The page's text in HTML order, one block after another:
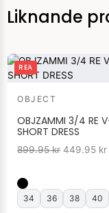
Liknande
REA
OBJECT
OBJZAMMI 3/4 RE
SHORT DRESS
899.95kr
Det
899.95 kr.
449.95 kr
34 36 38 40